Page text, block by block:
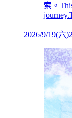
索。
2026/9/19(六)